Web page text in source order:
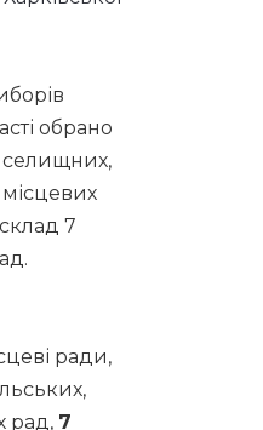
обрано
селищних,
7
ради,
рад, 7